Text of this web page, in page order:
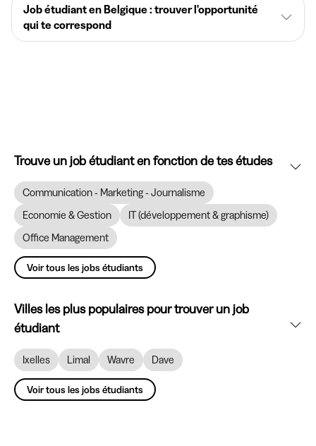
Job étudiant en Belgique : trouver l'opportunité
qui te correspond
Trouve un job étudiant en fonction de tes études
Communication - Marketing - Journalisme
Economie & Gestion
IT (développement & graphisme)
Office Management
Voir tous les jobs étudiants
Villes les plus populaires pour trouver un job
étudiant
Ixelles Limal Wavre Dave
Voir tous les jobs étudiants